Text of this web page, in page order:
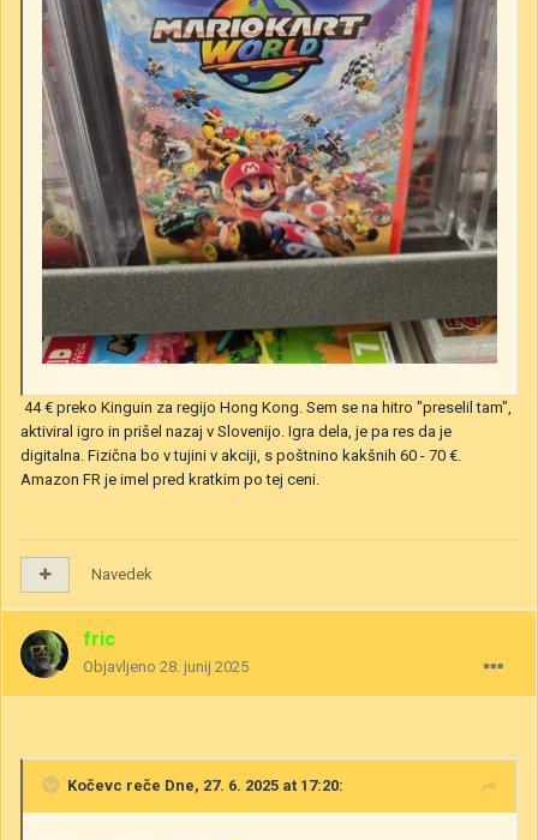
44 € preko Kinguin za regijo Hong Kong. Sem se na hitro "preselil tam",
aktiviral igro in prišel nazaj v Slovenijo. Igra dela, je pa res da je
digitalna. Fizična bo v tujini v akciji, s poštnino kakšnih 60 - 70 €.
Amazon FR je imel pred kratkim po tej ceni.
Navedek
fric
Objavljeno 28. junij 2025
Kočevc reče Dne, 27. 6. 2025 at 17:20: